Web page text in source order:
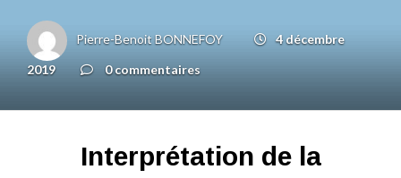
Pierre-Benoit BONNEFOY
4 décembre
2019
0 commentaires
Interprétation de la